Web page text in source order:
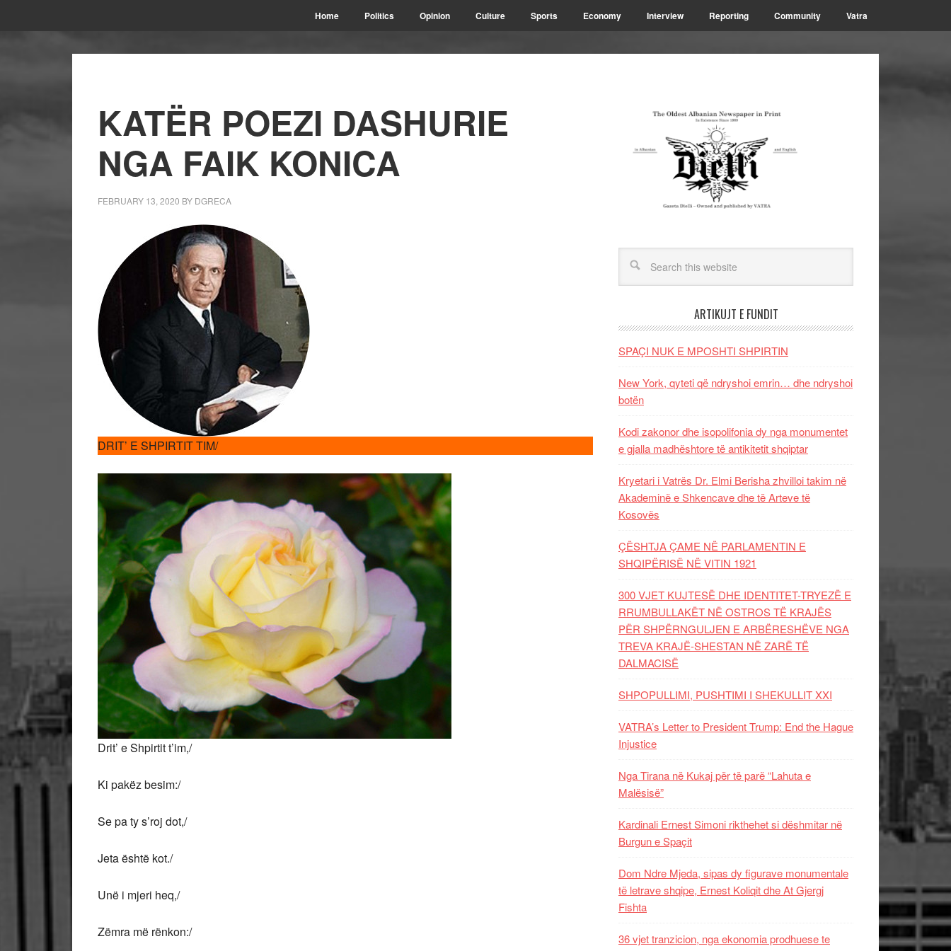
Home Politics Opinion Culture Sports Economy Interview Reporting Community Vatra
KATËR POEZI DASHURIE
NGA FAIK KONICA
FEBRUARY 13, 2020 BY DGRECA
DRIT’ E SHPIRTIT TIM/
Drit’ e Shpirtit t’im,/
Ki pakëz besim:/
Se pa ty s’roj dot,/
Jeta është kot./
Unë i mjeri heq,/
Zëmra më rënkon:/
ARTIKUJT E FUNDIT
SPAÇI NUK E MPOSHTI SHPIRTIN
New York, qyteti që ndryshoi emrin… dhe ndryshoi
botën
Kodi zakonor dhe isopolifonia dy nga monumentet
e gjalla madhështore të antikitetit shqiptar
Kryetari i Vatrës Dr. Elmi Berisha zhvilloi takim në
Akademinë e Shkencave dhe të Arteve të
Kosovës
ÇËSHTJA ÇAME NË PARLAMENTIN E
SHQIPËRISË NË VITIN 1921
300 VJET KUJTESË DHE IDENTITET-TRYEZË E
RRUMBULLAKËT NË OSTROS TË KRAJËS
PËR SHPËRNGULJEN E ARBËRESHËVE NGA
TREVA KRAJË-SHESTAN NË ZARË TË
DALMACISË
SHPOPULLIMI, PUSHTIMI I SHEKULLIT XXI
VATRA’s Letter to President Trump: End the Hague
Injustice
Nga Tirana në Kukaj për të parë “Lahuta e
Malësisë”
Kardinali Ernest Simoni rikthehet si dëshmitar në
Burgun e Spaçit
Dom Ndre Mjeda, sipas dy figurave monumentale
të letrave shqipe, Ernest Koliqit dhe At Gjergj
Fishta
36 vjet tranzicion, nga ekonomia prodhuese te